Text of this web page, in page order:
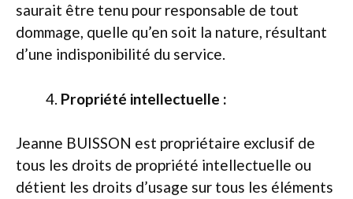
saurait être tenu pour responsable de tout
dommage, quelle qu’en soit la nature, résultant
d’une indisponibilité du service.
Propriété intellectuelle :
Jeanne BUISSON est propriétaire exclusif de
tous les droits de propriété intellectuelle ou
détient les droits d’usage sur tous les éléments